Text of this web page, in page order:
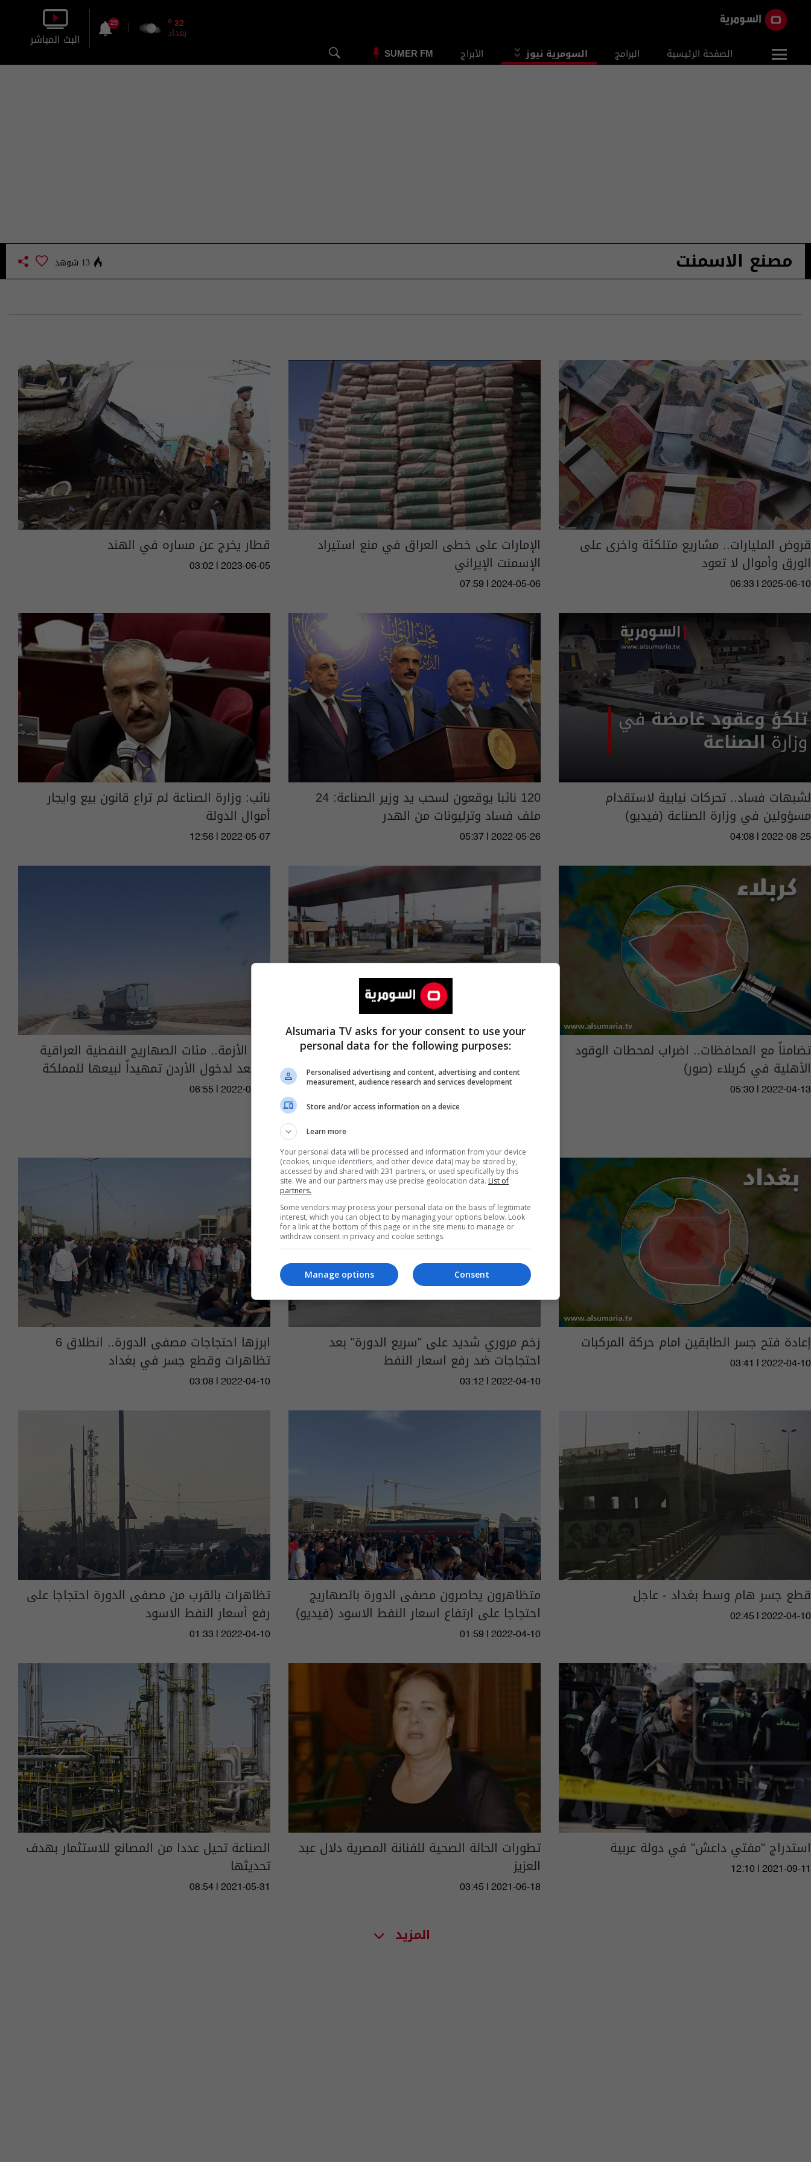
الصفحة الرئيسية البرامج السومرية نيوز الأبراج SUMER FM
32
o
بغداد
25
البث المباشر
مصنع الاسمنت 13 شوهد
قروض المليارات.. مشاريع متلكئة واخرى على
الورق وأموال لا تعود
06:33 | 2025-06-10
الإمارات على خطى العراق في منع استيراد
الإسمنت الإيراني
07:59 | 2024-05-06
قطار يخرج عن مساره في الهند
03:02 | 2023-06-05
لشبهات فساد.. تحركات نيابية لاستقدام
مسؤولين في وزارة الصناعة‎‎ (فيديو)
04:08 | 2022-08-25
120 نائبا يوقعون لسحب يد وزير الصناعة: 24
ملف فساد وترليونات من الهدر
05:37 | 2022-05-26
نائب: وزارة الصناعة لم تراع قانون بيع وايجار
أموال الدولة
12:56 | 2022-05-07
تضامناً مع المحافظات.. اضراب لمحطات الوقود
الأهلية في كربلاء (صور)
05:30 | 2022-04-13
النجف.. محطات وقود تغلق أبوابها لهذا السبب
08:05 | 2022-04-12
رغم الأزمة.. مئات الصهاريج النفطية العراقية
تستعد لدخول الأردن تمهيداً لبيعها للمملكة
06:55 | 2022-04-10
إعادة فتح جسر الطابقين امام حركة المركبات
03:41 | 2022-04-10
زخم مروري شديد على "سريع الدورة" بعد
احتجاجات ضد رفع اسعار النفط
03:12 | 2022-04-10
ابرزها احتجاجات مصفى الدورة.. انطلاق 6
تظاهرات وقطع جسر في بغداد
03:08 | 2022-04-10
قطع جسر هام وسط بغداد - عاجل
02:45 | 2022-04-10
متظاهرون يحاصرون مصفى الدورة بالصهاريج
احتجاجا على ارتفاع اسعار النفط الاسود (فيديو)
01:59 | 2022-04-10
تظاهرات بالقرب من مصفى الدورة احتجاجا على
رفع أسعار النفط الاسود
01:33 | 2022-04-10
استدراج "مفتي داعش" في دولة عربية
12:10 | 2021-09-11
تطورات الحالة الصحية للفنانة المصرية دلال عبد
العزيز
03:45 | 2021-06-18
الصناعة تحيل عددا من المصانع للاستثمار بهدف
تحديثها
08:54 | 2021-05-31
المزيد
Alsumaria TV asks for your consent to use your
personal data for the following purposes:
Personalised advertising and content, advertising and content
measurement, audience research and services development
Store and/or access information on a device
Learn more
Your personal data will be processed and information from your device
(cookies, unique identifiers, and other device data) may be stored by,
accessed by and shared with 231 partners, or used specifically by this
site. We and our partners may use precise geolocation data. List of
partners.
Some vendors may process your personal data on the basis of legitimate
interest, which you can object to by managing your options below. Look
for a link at the bottom of this page or in the site menu to manage or
withdraw consent in privacy and cookie settings.
Consent
Manage options